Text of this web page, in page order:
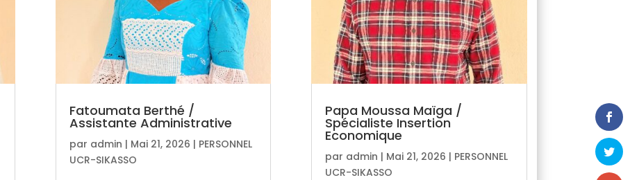
Fatoumata Berthé /
Assistante Administrative
par admin | Mai 21, 2026 | PERSONNEL
UCR-SIKASSO
Papa Moussa Maïga /
Spécialiste Insertion
Economique
par admin | Mai 21, 2026 | PERSONNEL
UCR-SIKASSO